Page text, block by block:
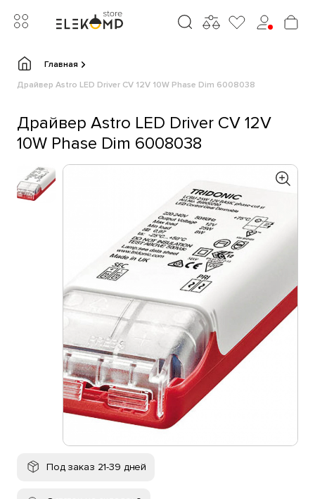
Главная
Драйвер Astro LED Driver CV 12V 10W Phase Dim 6008038
Драйвер Astro LED Driver CV 12V
10W Phase Dim 6008038
Под заказ 21-39 дней